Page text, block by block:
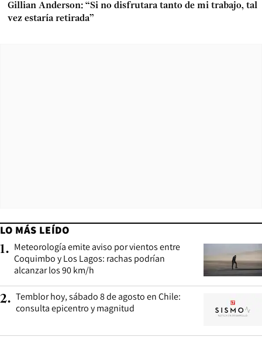
Gillian Anderson: “Si no disfrutara tanto de mi trabajo, tal
vez estaría retirada”
LO MÁS LEÍDO
1. Meteorología emite aviso por vientos entre
Coquimbo y Los Lagos: rachas podrían
alcanzar los 90 km/h
2. Temblor hoy, sábado 8 de agosto en Chile:
consulta epicentro y magnitud